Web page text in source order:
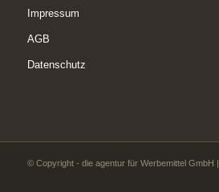
Impressum
AGB
Datenschutz
© Copyright - die agentur für Werbemittel GmbH |